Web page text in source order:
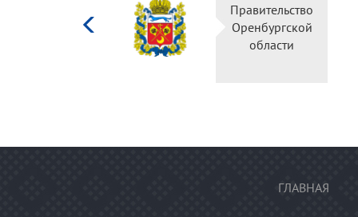
Правительство
Оренбургской
области
ГЛАВНАЯ